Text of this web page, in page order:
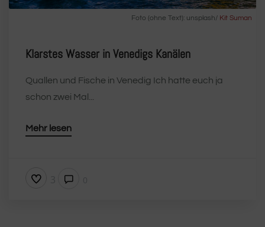
Foto (ohne Text): unsplash/ Kit Suman
Klarstes Wasser in Venedigs Kanälen
Quallen und Fische in Venedig Ich hatte euch ja
schon zwei Mal...
Mehr lesen